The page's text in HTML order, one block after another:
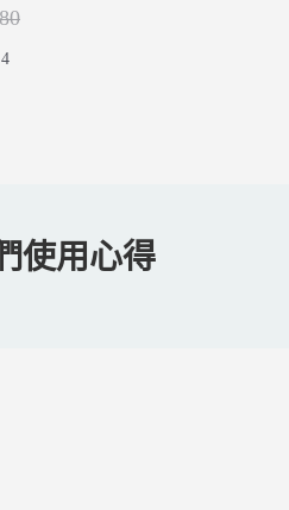
4
使用心得